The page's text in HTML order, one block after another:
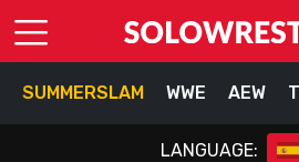
SUMMERSLAM WWE AEW
LANGUAGE: